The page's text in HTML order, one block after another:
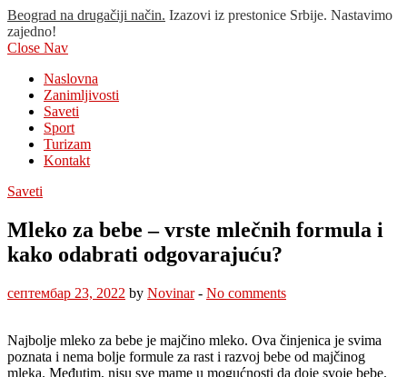
Beograd na drugačiji način. Izazovi iz prestonice Srbije. Nastavimo
zajedno!
Close Nav
Naslovna
Zanimljivosti
Saveti
Sport
Turizam
Kontakt
Saveti
Mleko za bebe – vrste mlečnih formula i
kako odabrati odgovarajuću?
септембар 23, 2022 by Novinar- No comments
Najbolje mleko za bebe je majčino mleko. Ova činjenica je svima
poznata i nema bolje formule za rast i razvoj bebe od majčinog
mleka. Međutim, nisu sve mame u mogućnosti da doje svoje bebe.